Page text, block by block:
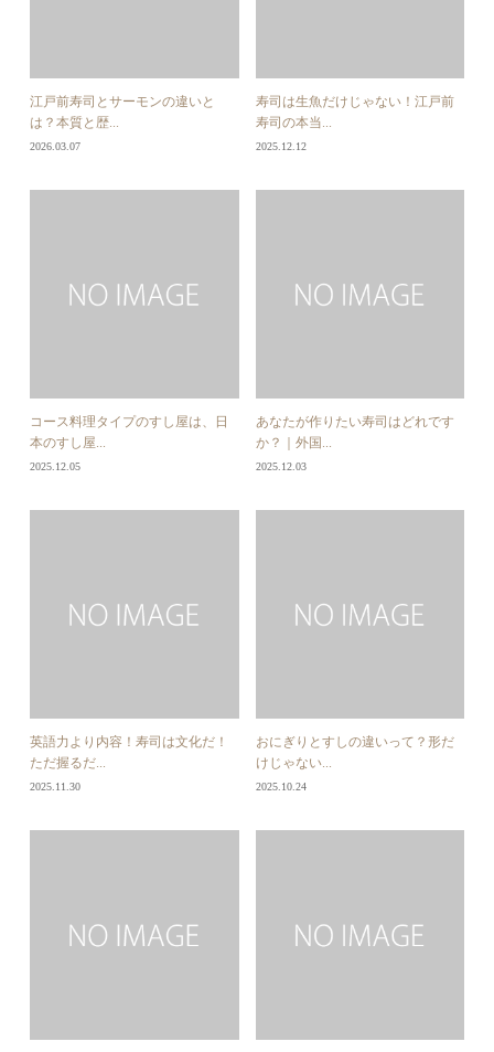
江戸前寿司とサーモンの違いと
は？本質と歴...
2026.03.07
寿司は生魚だけじゃない！江戸前
寿司の本当...
2025.12.12
コース料理タイプのすし屋は、日
本のすし屋...
2025.12.05
あなたが作りたい寿司はどれです
か？｜外国...
2025.12.03
英語力より内容！寿司は文化だ！
ただ握るだ...
2025.11.30
おにぎりとすしの違いって？形だ
けじゃない...
2025.10.24